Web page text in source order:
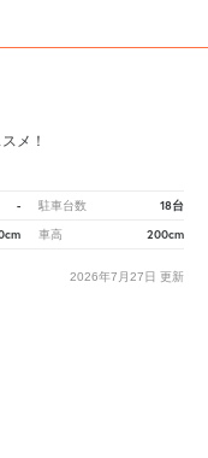
メ！
- 駐車台数 18台
車高 200cm
2026年7月27日 更新